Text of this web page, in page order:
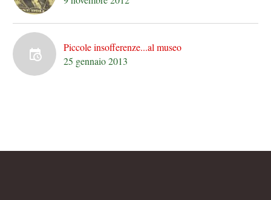
Piccole insofferenze...al museo
25 gennaio 2013